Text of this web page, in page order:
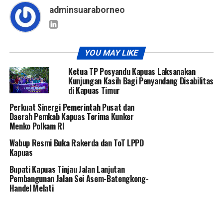
adminsuaraborneo
YOU MAY LIKE
Ketua TP Posyandu Kapuas Laksanakan
Kunjungan Kasih Bagi Penyandang Disabilitas
di Kapuas Timur
Perkuat Sinergi Pemerintah Pusat dan
Daerah Pemkab Kapuas Terima Kunker
Menko Polkam RI
Wabup Resmi Buka Rakerda dan ToT LPPD
Kapuas
Bupati Kapuas Tinjau Jalan Lanjutan
Pembangunan Jalan Sei Asem-Batengkong-
Handel Melati